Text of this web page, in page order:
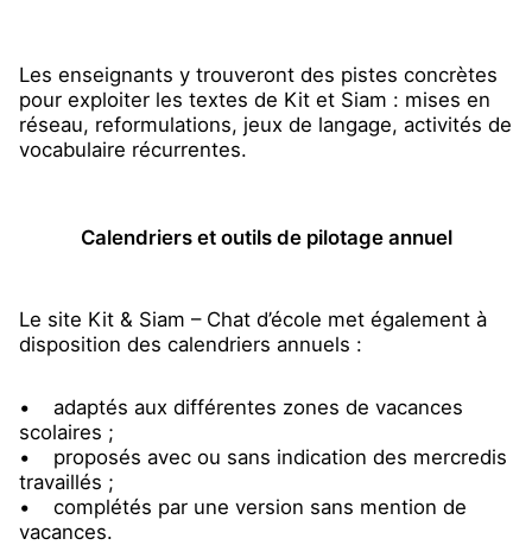
Les enseignants y trouveront des pistes concrètes
pour exploiter les textes de Kit et Siam : mises en
réseau, reformulations, jeux de langage, activités de
vocabulaire récurrentes.
Calendriers et outils de pilotage annuel
Le site Kit & Siam – Chat d’école met également à
disposition des calendriers annuels :
• adaptés aux différentes zones de vacances
scolaires ;
• proposés avec ou sans indication des mercredis
travaillés ;
• complétés par une version sans mention de
vacances.